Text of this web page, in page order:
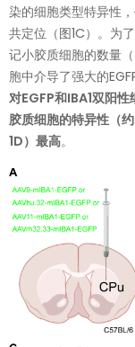
染的细胞类型特异性
共定位（图1C）。为
记小胶质细胞的数量
胞中介导了强大的
对EGFP和IBA1双阳
胶质细胞的特异性（
1D）最高。